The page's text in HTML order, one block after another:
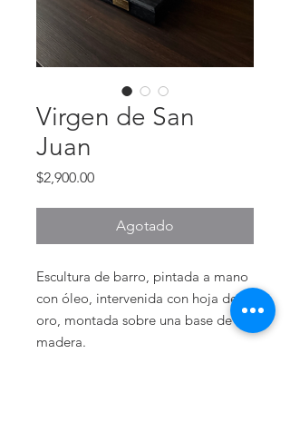
Virgen de San
Juan
$2,900.00Precio
Agotado
Escultura de barro, pintada a mano
con óleo, intervenida con hoja de
oro, montada sobre una base de
madera.